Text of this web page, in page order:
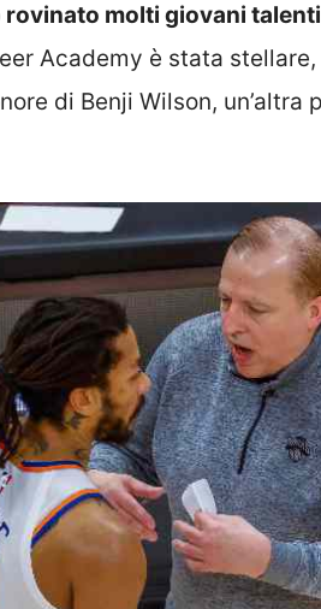
molti giovani
Academy è stata
di Benji Wilson, un’altra